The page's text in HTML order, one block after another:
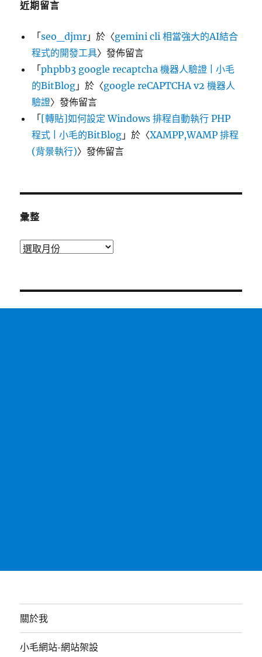
近期留言
「seo_djmr 」於〈gemini cli 相當強大的AI結合
程式的開發工具〉發佈留言
「phpbb3 google recaptcha 機器人驗證 | 小毛
的BitBlog 」於〈google reCAPTCHA v2 機器人
驗證〉發佈留言
「[轉貼]如何設定 Windows 排程自動執行 PHP
程式 | 小毛的BitBlog 」於〈XAMPP,WAMP 排程
(背景執行)〉發佈留言
彙整
彙
關於我
小毛網站-網站架設